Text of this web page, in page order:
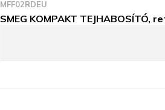
MFF02RDEU
SMEG KOMPAKT TEJHABOSÍTÓ,